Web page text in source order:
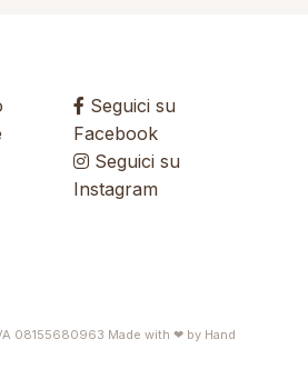
Seguici su
Facebook
Seguici su
Instagram
08155680963 Made with ❤ by Hand